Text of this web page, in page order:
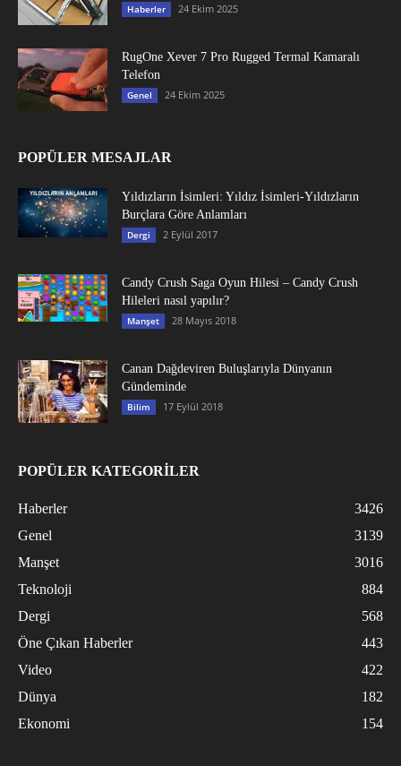
Haberler 24 Ekim 2025
RugOne Xever 7 Pro Rugged Termal Kamaralı
Telefon
Genel 24 Ekim 2025
POPÜLER MESAJLAR
Yıldızların İsimleri: Yıldız İsimleri-Yıldızların
Burçlara Göre Anlamları
Dergi 2 Eylül 2017
Candy Crush Saga Oyun Hilesi – Candy Crush
Hileleri nasıl yapılır?
Manşet 28 Mayıs 2018
Canan Dağdeviren Buluşlarıyla Dünyanın
Gündeminde
Bilim 17 Eylül 2018
POPÜLER KATEGORİLER
Haberler
3426
Genel
3139
Manşet
3016
Teknoloji
884
Dergi
568
Öne Çıkan Haberler
443
Video
422
Dünya
182
Ekonomi
154